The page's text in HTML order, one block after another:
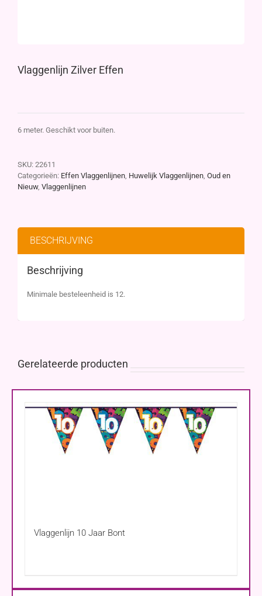
Vlaggenlijn Zilver Effen
6 meter. Geschikt voor buiten.
SKU: 22611
Categorieën: Effen Vlaggenlijnen Huwelijk Vlaggenlijnen Oud en
Nieuw, Vlaggenlijnen
BESCHRIJVING
Beschrijving
Minimale besteleenheid is 12.
Gerelateerde producten
Vlaggenlijn 10 Jaar Bont